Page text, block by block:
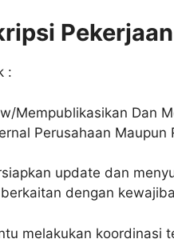
Pekerjaan
:
Mempublikasikan Dan
Perusahaan Maupun
update dan
dengan
melakukan koordinasi